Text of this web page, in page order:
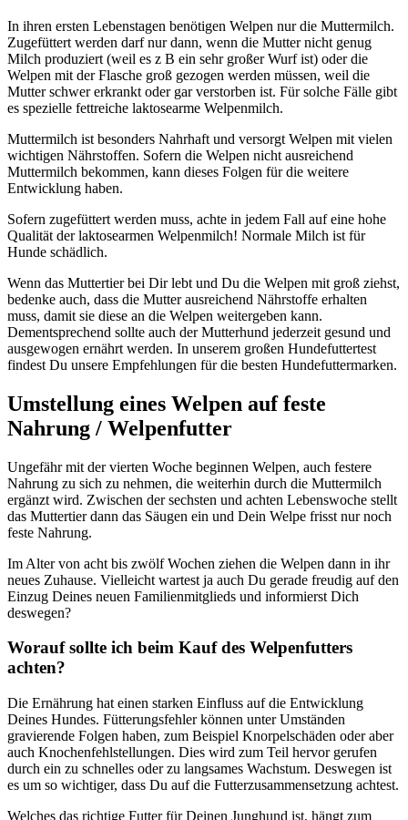
In ihren ersten Lebenstagen benötigen Welpen nur die Muttermilch.
Zugefüttert werden darf nur dann, wenn die Mutter nicht genug
Milch produziert (weil es z B ein sehr großer Wurf ist) oder die
Welpen mit der Flasche groß gezogen werden müssen, weil die
Mutter schwer erkrankt oder gar verstorben ist. Für solche Fälle gibt
es spezielle fettreiche laktosearme Welpenmilch.
Muttermilch ist besonders Nahrhaft und versorgt Welpen mit vielen
wichtigen Nährstoffen. Sofern die Welpen nicht ausreichend
Muttermilch bekommen, kann dieses Folgen für die weitere
Entwicklung haben.
Sofern zugefüttert werden muss, achte in jedem Fall auf eine hohe
Qualität der laktosearmen Welpenmilch! Normale Milch ist für
Hunde schädlich.
Wenn das Muttertier bei Dir lebt und Du die Welpen mit groß ziehst,
bedenke auch, dass die Mutter ausreichend Nährstoffe erhalten
muss, damit sie diese an die Welpen weitergeben kann.
Dementsprechend sollte auch der Mutterhund jederzeit gesund und
ausgewogen ernährt werden. In unserem großen Hundefuttertest
findest Du unsere Empfehlungen für die besten Hundefuttermarken.
Umstellung eines Welpen auf feste
Nahrung / Welpenfutter
Ungefähr mit der vierten Woche beginnen Welpen, auch festere
Nahrung zu sich zu nehmen, die weiterhin durch die Muttermilch
ergänzt wird. Zwischen der sechsten und achten Lebenswoche stellt
das Muttertier dann das Säugen ein und Dein Welpe frisst nur noch
feste Nahrung.
Im Alter von acht bis zwölf Wochen ziehen die Welpen dann in ihr
neues Zuhause. Vielleicht wartest ja auch Du gerade freudig auf den
Einzug Deines neuen Familienmitglieds und informierst Dich
deswegen?
Worauf sollte ich beim Kauf des Welpenfutters
achten?
Die Ernährung hat einen starken Einfluss auf die Entwicklung
Deines Hundes. Fütterungsfehler können unter Umständen
gravierende Folgen haben, zum Beispiel Knorpelschäden oder aber
auch Knochenfehlstellungen. Dies wird zum Teil hervor gerufen
durch ein zu schnelles oder zu langsames Wachstum. Deswegen ist
es um so wichtiger, dass Du auf die Futterzusammensetzung achtest.
Welches das richtige Futter für Deinen Junghund ist, hängt zum